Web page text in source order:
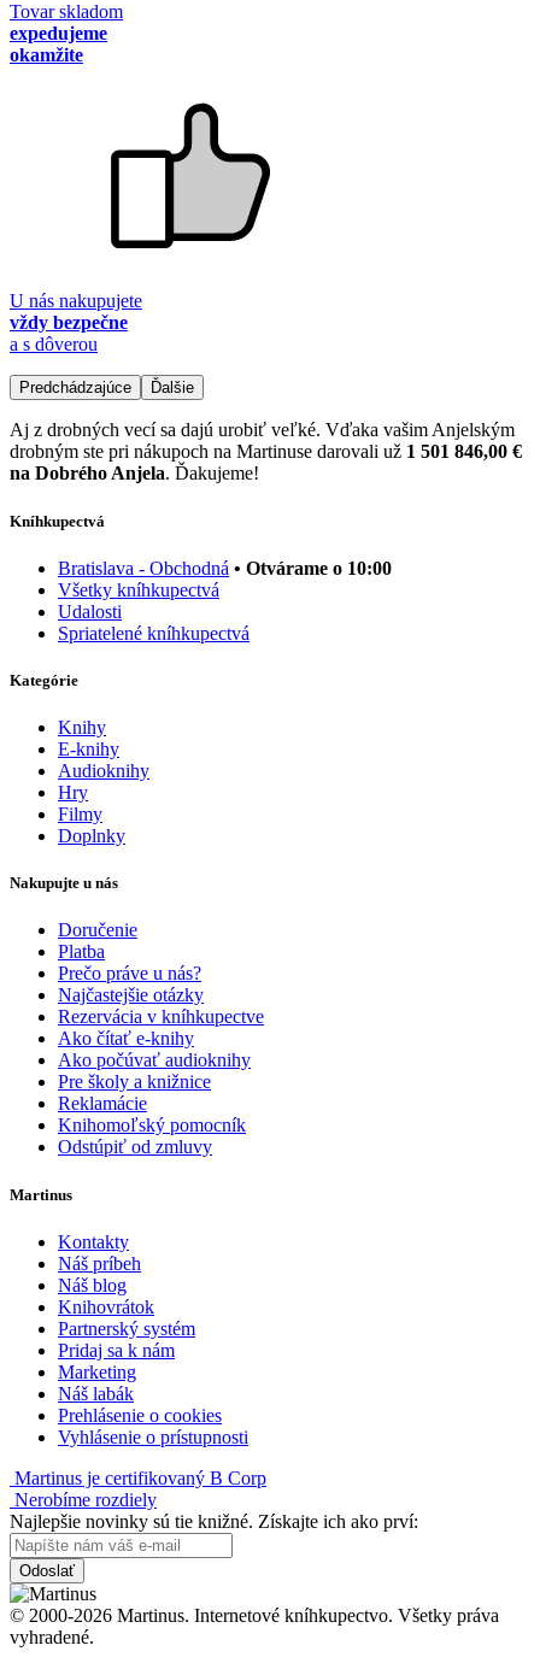
Tovar skladom
expedujeme
okamžite
U nás nakupujete
vždy bezpečne
a s dôverou
Predchádzajúce Ďalšie
Aj z drobných vecí sa dajú urobiť veľké. Vďaka vašim Anjelským
drobným ste pri nákupoch na Martinuse darovali už 1 501 846,00 €
na Dobrého Anjela. Ďakujeme!
Kníhkupectvá
Bratislava - Obchodná • Otvárame o 10:00
Všetky kníhkupectvá
Udalosti
Spriatelené kníhkupectvá
Kategórie
Knihy
E-knihy
Audioknihy
Hry
Filmy
Doplnky
Nakupujte u nás
Doručenie
Platba
Prečo práve u nás?
Najčastejšie otázky
Rezervácia v kníhkupectve
Ako čítať e-knihy
Ako počúvať audioknihy
Pre školy a knižnice
Reklamácie
Knihomoľský pomocník
Odstúpiť od zmluvy
Martinus
Kontakty
Náš príbeh
Náš blog
Knihovrátok
Partnerský systém
Pridaj sa k nám
Marketing
Náš labák
Prehlásenie o cookies
Vyhlásenie o prístupnosti
Martinus je certifikovaný B Corp
Nerobíme rozdiely
Najlepšie novinky sú tie knižné. Získajte ich ako prví:
Odoslať
© 2000-2026 Martinus. Internetové kníhkupectvo. Všetky práva
vyhradené.